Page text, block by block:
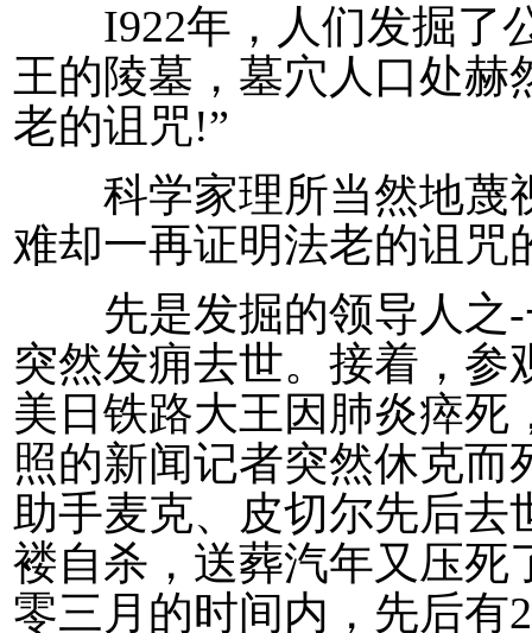
I922年，人们发掘了
王的陵墓，墓穴人口处赫
老的诅咒!”
科学家理所当然地蔑
难却一再证明法老的诅咒
先是发掘的领导人之-
突然发痈去世。接着，参
美日铁路大王因肺炎瘁死
照的新闻记者突然休克
助手麦克、皮切尔先后去
褛自杀，送葬汽年又压死
零三月的时间内，先后有